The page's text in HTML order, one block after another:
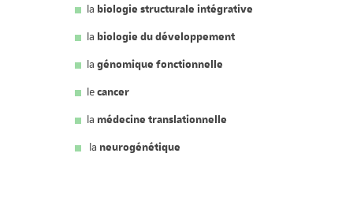
la biologie structurale intégrative
la biologie du développement
la génomique fonctionnelle
lecancer
la médecine translationnelle
la neurogénétique